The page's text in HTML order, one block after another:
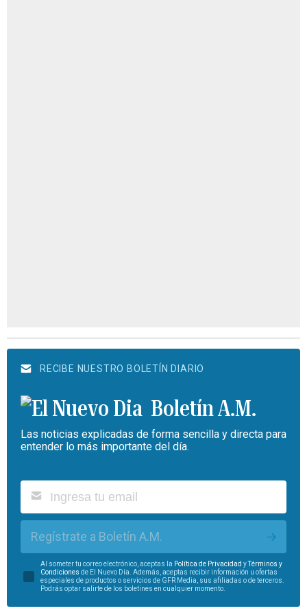
RECIBE NUESTRO BOLETÍN DIARIO
Boletín A.M.
Las noticias explicadas de forma sencilla y directa para
entender lo más importante del día.
Regístrate a Boletín A.M.
Al someter tu correo electrónico, aceptas la Política de Privacidad yTérminos y
Condiciones de El Nuevo Día. Además, aceptas recibir información u ofertas
especiales de productos o servicios de GFR Media, sus afiliadas o de terceros.
Podrás optar salirte de los boletines en cualquier momento.